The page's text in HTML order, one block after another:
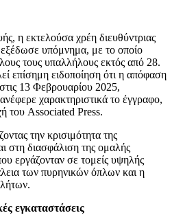
η εκτελούσα χρέη διευθύντριας
υπόμνημα, με το οποίο
τους υπαλλήλους εκτός από 28.
επίσημη ειδοποίηση ότι η απόφαση
13 Φεβρουαρίου 2025,
χαρακτηριστικά το έγγραφο,
του Associated Press.
την κρισιμότητα της
στη διασφάλιση της ομαλής
εργάζονταν σε τομείς υψηλής
των πυρηνικών όπλων και η
εγκαταστάσεις